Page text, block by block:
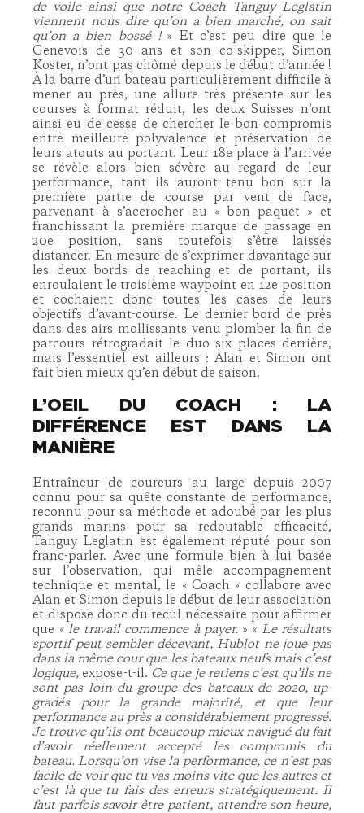
de voile ainsi que notre Coach Tanguy Leglatin
viennent nous dire qu’on a bien marché, on sait
qu’on a bien bossé ! » Et c’est peu dire que le
Genevois de 30 ans et son co-skipper, Simon
Koster, n’ont pas chômé depuis le début d’année !
À la barre d’un bateau particulièrement difficile à
mener au près, une allure très présente sur les
courses à format réduit, les deux Suisses n’ont
ainsi eu de cesse de chercher le bon compromis
entre meilleure polyvalence et préservation de
leurs atouts au portant. Leur 18e place à l’arrivée
se révèle alors bien sévère au regard de leur
performance, tant ils auront tenu bon sur la
première partie de course par vent de face,
parvenant à s’accrocher au « bon paquet » et
franchissant la première marque de passage en
20e position, sans toutefois s’être laissés
distancer. En mesure de s’exprimer davantage sur
les deux bords de reaching et de portant, ils
enroulaient le troisième waypoint en 12e position
et cochaient donc toutes les cases de leurs
objectifs d’avant-course. Le dernier bord de près
dans des airs mollissants venu plomber la fin de
parcours rétrogradait le duo six places derrière,
mais l’essentiel est ailleurs : Alan et Simon ont
fait bien mieux qu’en début de saison.
L’OEIL DU COACH : LA
DIFFÉRENCE EST DANS LA
MANIÈRE
Entraîneur de coureurs au large depuis 2007
connu pour sa quête constante de performance,
reconnu pour sa méthode et adoubé par les plus
grands marins pour sa redoutable efficacité,
Tanguy Leglatin est également réputé pour son
franc-parler. Avec une formule bien à lui basée
sur l’observation, qui mêle accompagnement
technique et mental, le « Coach » collabore avec
Alan et Simon depuis le début de leur association
et dispose donc du recul nécessaire pour affirmer
que « le travail commence à payer. » « Le résultats
sportif peut sembler décevant, Hublot ne joue pas
dans la même cour que les bateaux neufs mais c’est
logique, expose-t-il. Ce que je retiens c’est qu’ils ne
sont pas loin du groupe des bateaux de 2020, up-
gradés pour la grande majorité, et que leur
performance au près a considérablement progressé.
Je trouve qu’ils ont beaucoup mieux navigué du fait
d’avoir réellement accepté les compromis du
bateau. Lorsqu’on vise la performance, ce n’est pas
facile de voir que tu vas moins vite que les autres et
c’est là que tu fais des erreurs stratégiquement. Il
faut parfois savoir être patient, attendre son heure,